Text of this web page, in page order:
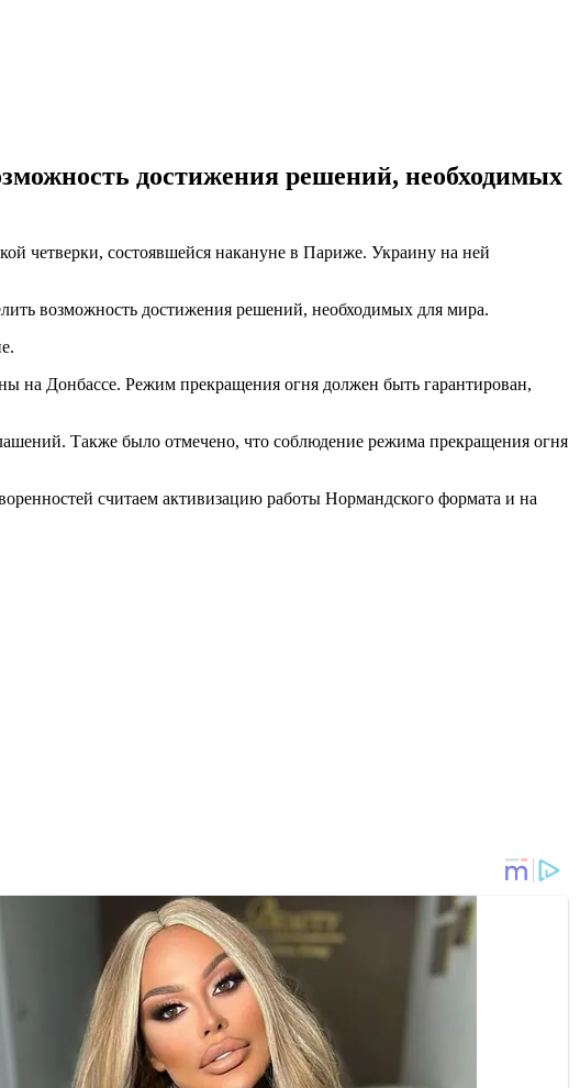
достижения решений, необходимых
четверки, состоявшейся накануне в Париже. Украину на ней
возможность достижения решений, необходимых для мира.
на Донбассе. Режим прекращения огня должен быть гарантирован,
Также было отмечено, что соблюдение режима прекращения огня
считаем активизацию работы Нормандского формата и на